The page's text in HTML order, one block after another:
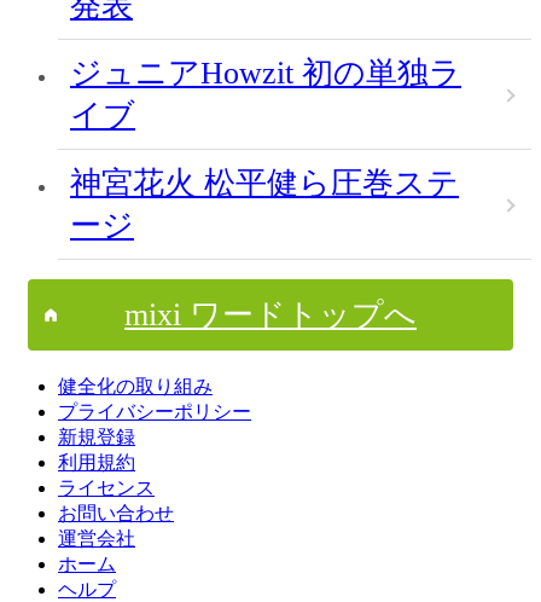
ジュニアHowzit 初の単独ラ
イブ
神宮花火 松平健ら圧巻ステ
ージ
mixi ワードトップへ
健全化の取り組み
プライバシーポリシー
新規登録
利用規約
ライセンス
お問い合わせ
運営会社
ホーム
ヘルプ